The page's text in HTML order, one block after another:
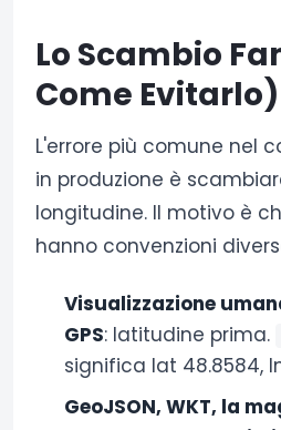
Lo Scambio
Come Evitarlo)
L'errore più comune nel
in produzione è
longitudine. Il motivo è
hanno convenzioni
Visualizzazione
GPS: latitudine prima.
significa lat 48.8584,
GeoJSON, WKT, la